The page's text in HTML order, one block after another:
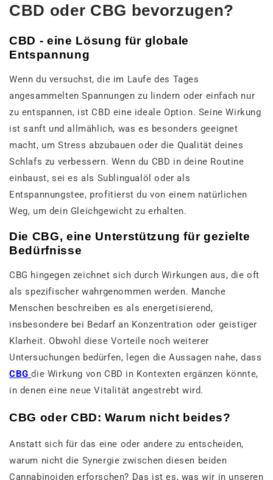
CBD oder CBG bevorzugen?
CBD - eine Lösung für globale
Entspannung
Wenn du versuchst, die im Laufe des Tages
angesammelten Spannungen zu lindern oder einfach nur
zu entspannen, ist CBD eine ideale Option. Seine Wirkung
ist sanft und allmählich, was es besonders geeignet
macht, um Stress abzubauen oder die Qualität deines
Schlafs zu verbessern. Wenn du CBD in deine Routine
einbaust, sei es als Sublingualöl oder als
Entspannungstee, profitierst du von einem natürlichen
Weg, um dein Gleichgewicht zu erhalten.
Die CBG, eine Unterstützung für gezielte
Bedürfnisse
CBG hingegen zeichnet sich durch Wirkungen aus, die oft
als spezifischer wahrgenommen werden. Manche
Menschen beschreiben es als energetisierend,
insbesondere bei Bedarf an Konzentration oder geistiger
Klarheit. Obwohl diese Vorteile noch weiterer
Untersuchungen bedürfen, legen die Aussagen nahe, dass
CBGdie Wirkung von CBD in Kontexten ergänzen könnte,
in denen eine neue Vitalität angestrebt wird.
CBG oder CBD: Warum nicht beides?
Anstatt sich für das eine oder andere zu entscheiden,
warum nicht die Synergie zwischen diesen beiden
Cannabinoiden erforschen? Das ist es, was wir in unseren